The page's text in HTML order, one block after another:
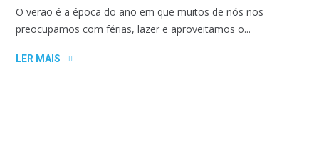
O verão é a época do ano em que muitos de nós nos
preocupamos com férias, lazer e aproveitamos o...
LER MAIS